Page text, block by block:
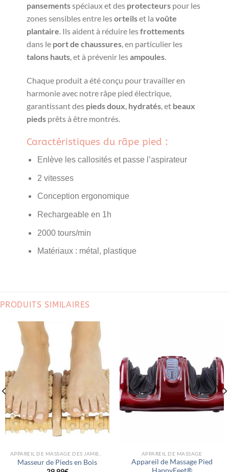
pansementsspéciaux et des protecteurspour les
zones sensibles entre lesorteilset la voûte
plantaire. Ils aident à réduire lesfrottements
dans le port de chaussures, en particulier les
talons hauts, et à prévenir lesampoules.
Chaque produit a été conçu pour travailler en
harmonie avec notre râpe pied électrique,
garantissant des pieds doux, hydratés, et beaux
piedsprêts à être montrés.
Caractéristiques du râpe pied :
Enlève les callosités et passe l’aspirateur
2 vitesses
Conception ergonomique
Rechargeable en 1h
2000 tours/min
Matériaux : métal, plastique
PRODUITS SIMILAIRES
Masseur de Pieds en Bois
APPAREIL DE MASSAGE
Appareil de Massage Pied